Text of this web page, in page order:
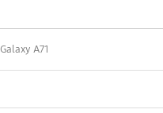
Galaxy A71